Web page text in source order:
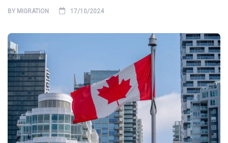
BY MIGRATION 17/10/2024